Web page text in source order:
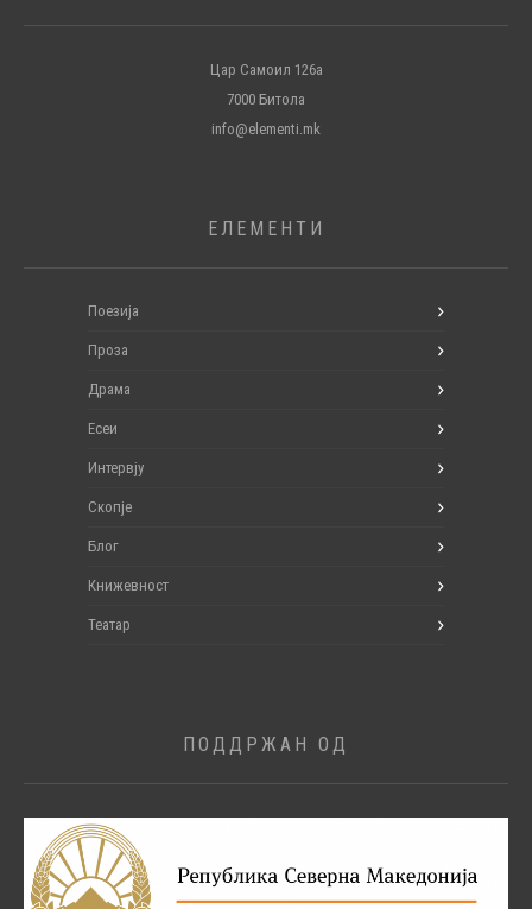
Цар Самоил 126а
7000 Битола
info@elementi.mk
ЕЛЕМЕНТИ
Поезија
Проза
Драма
Есеи
Интервју
Скопје
Блог
Книжевност
Театар
ПОДДРЖАН ОД